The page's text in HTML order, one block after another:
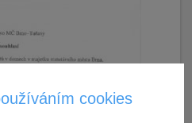
cookies